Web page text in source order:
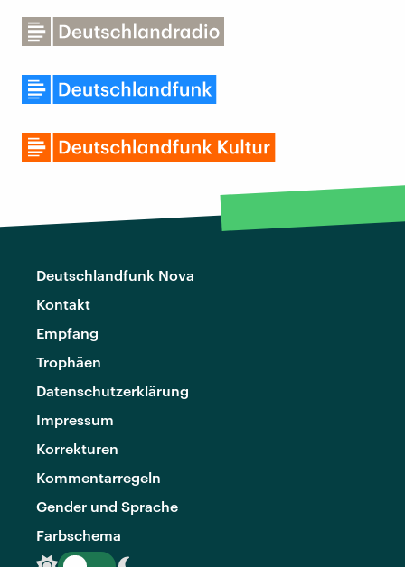
Deutschlandfunk Nova
Kontakt
Empfang
Trophäen
Datenschutzerklärung
Impressum
Korrekturen
Kommentarregeln
Gender und Sprache
Farbschema